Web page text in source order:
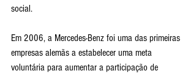
social.
Em 2006, a Mercedes-Benz foi uma das primeiras
empresas alemãs a estabelecer uma meta
voluntária para aumentar a participação de